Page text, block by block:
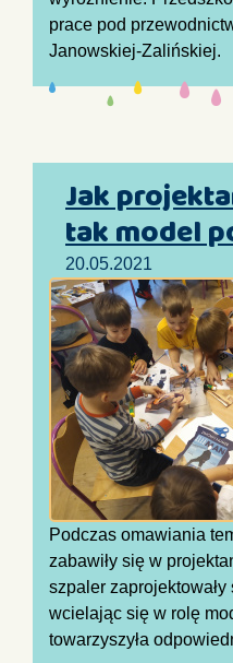
prace pod
Janowskiej-Zalińskiej.
Jak
tak model
20.05.2021
Podczas omawiania
zabawiły się w
szpaler
wcielając się w rolę
towarzyszyła